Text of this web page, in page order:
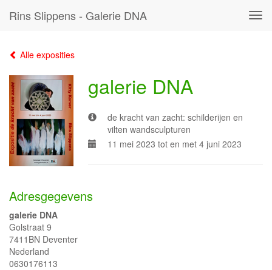
Rins Slippens - Galerie DNA
Alle exposities
galerie DNA
de kracht van zacht: schilderijen en
vilten wandsculpturen
11 mei 2023 tot en met 4 juni 2023
Adresgegevens
galerie DNA
Golstraat 9
7411BN Deventer
Nederland
0630176113